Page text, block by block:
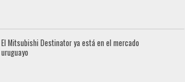
El Mitsubishi Destinator ya está en el mercado
uruguayo